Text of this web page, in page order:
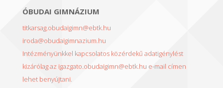
ÓBUDAI GIMNÁZIUM
titkarsag.obudaigimn@ebtk.hu
iroda@obudaigimnazium.hu
Intézményünkkel kapcsolatos közérdekű adatigénylést
kizárólag az igazgato.obudaigimn@ebtk.hu e-mail címen
lehet benyújtani.